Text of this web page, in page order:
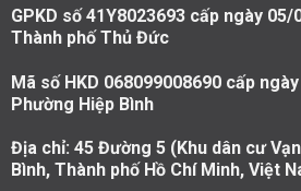
GPKD số 41Y8023693 cấp ngày 05/
Thành phố Thủ Đức
Mã số HKD 068099008690 cấp
Phường Hiệp Bình
Địa chỉ: 45 Đường 5 (Khu dân cư
Bình, Thành phố Hồ Chí Minh, Việt